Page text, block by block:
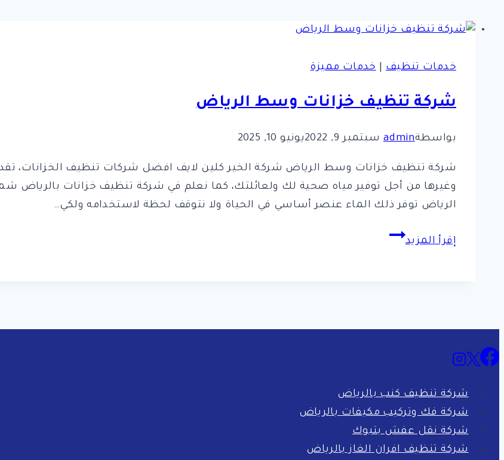
خدمات تنظيف|خدمات مميزة
شركة تنظيف خزانات وسط الرياض
بواسطةadmin سبتمبر 9, 2022 يونيو 10, 2025
شركة تنظيف خزانات وسط الرياض شركة الخير كلين لايف افضل شركات تنظيف الخزانات،
وغيرها من أجل توفير مياه صحية لك ولعائلتك، كما نعلم في شركة تنظيف خزانات
الرياض توفر ذلك الماء عنصر أساسي في الحياة ولا نتوقف لحظة لاستخدامه ولكي…
إقرأ المزيد
شركة
شركة تنظيف كنب بالرياض
شركة فك وتركيب مكيفات بالرياض
شركة نقل عفش بتبوك
شركة تنظيف افران الغاز بالرياض